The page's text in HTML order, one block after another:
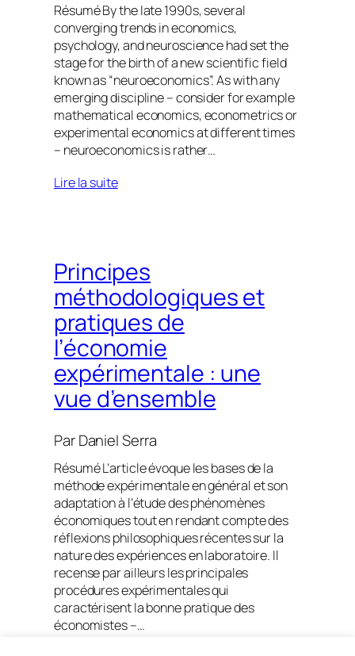
Résumé By the late 1990s, several
converging trends in economics,
psychology, and neuroscience had set the
stage for the birth of a new scientific field
known as “neuroeconomics”. As with any
emerging discipline – consider for example
mathematical economics, econometrics or
experimental economics at different times
– neuroeconomics is rather…
Lire la suite
Principes
méthodologiques et
pratiques de
l’économie
expérimentale : une
vue d’ensemble
ParDaniel Serra
Résumé L’article évoque les bases de la
méthode expérimentale en général et son
adaptation à l’étude des phénomènes
économiques tout en rendant compte des
réflexions philosophiques récentes sur la
nature des expériences en laboratoire. Il
recense par ailleurs les principales
procédures expérimentales qui
caractérisent la bonne pratique des
économistes –…